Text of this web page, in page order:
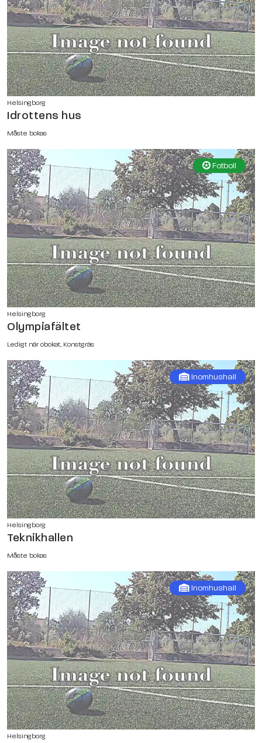
Helsingborg
Idrottens hus
Måste bokas
Fotboll
Helsingborg
Olympiafältet
Ledigt när obokat, Konstgräs
Inomhushall
Helsingborg
Teknikhallen
Måste bokas
Inomhushall
Helsingborg